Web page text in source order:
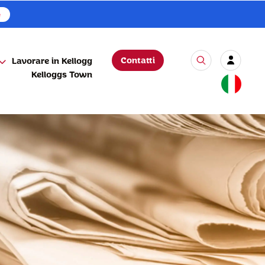
Lavorare in Kellogg
Kelloggs Town
Contatti